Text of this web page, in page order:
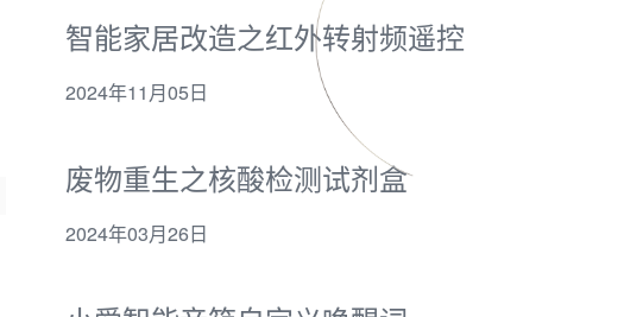
智能家居改造之红外转射频遥控
2024年11月05日
废物重生之核酸检测试剂盒
2024年03月26日